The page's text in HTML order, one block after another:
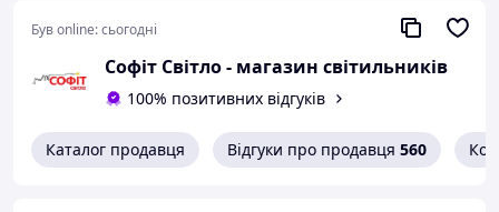
Був online:сьогодні
Софіт Світло - магазин світильників
100% позитивних відгуків
Каталог продавця Відгуки про продавця 560